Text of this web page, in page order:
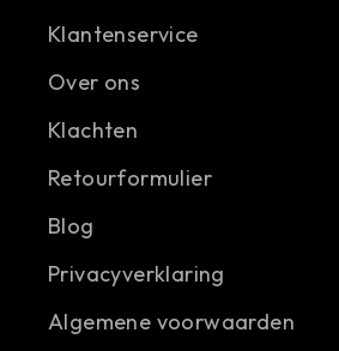
Klantenservice
Over ons
Klachten
Retourformulier
Blog
Privacyverklaring
Algemene voorwaarden